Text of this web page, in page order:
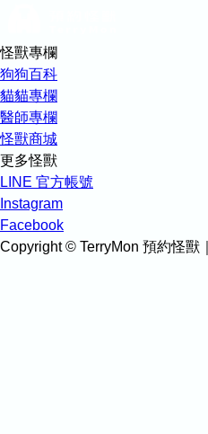
怪獸專欄
狗狗百科
貓貓專欄
醫師專欄
怪獸商城
更多怪獸
LINE 官方帳號
Instagram
Facebook
Copyright © TerryMon 預約怪獸｜